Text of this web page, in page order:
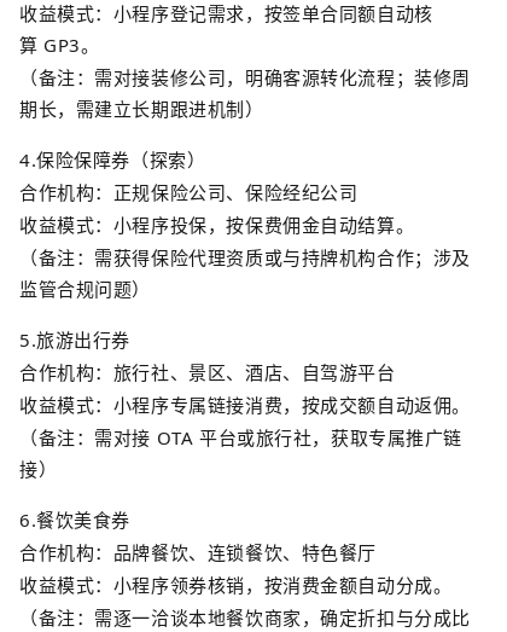
收益模式：小程序登记需求，按签单合同额自动核
算 GP3。
（备注：需对接装修公司，明确客源转化流程；装修周
期长，需建立长期跟进机制）
4.保险保障券（探索）
合作机构：正规保险公司、保险经纪公司
收益模式：小程序投保，按保费佣金自动结算。
（备注：需获得保险代理资质或与持牌机构合作；涉及
监管合规问题）
5.旅游出行券
合作机构：旅行社、景区、酒店、自驾游平台
收益模式：小程序专属链接消费，按成交额自动返佣。
（备注：需对接 OTA 平台或旅行社，获取专属推广链
接）
6.餐饮美食券
合作机构：品牌餐饮、连锁餐饮、特色餐厅
收益模式：小程序领券核销，按消费金额自动分成。
（备注：需逐一洽谈本地餐饮商家，确定折扣与分成比